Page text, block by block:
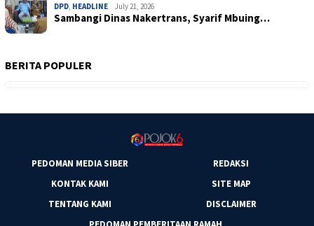
DPD HEADLINE July 21, 2026
Sambangi Dinas Nakertrans, Syarif Mbuing…
BERITA POPULER
PEDOMAN MEDIA SIBER
REDAKSI
KONTAK KAMI
SITE MAP
TENTANG KAMI
DISCLAIMER